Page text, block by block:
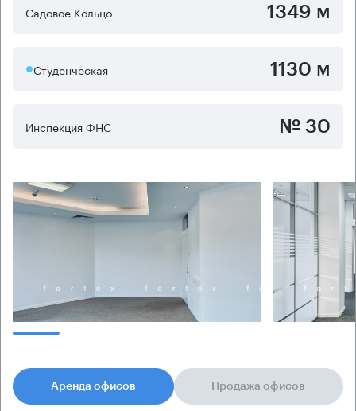
Садовое Кольцо 1349 м
Студенческая 1130 м
Инспекция ФНС № 30
Аренда офисов Продажа офисов